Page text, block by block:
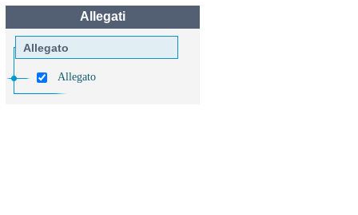
Allegati
Allegato
Allegato